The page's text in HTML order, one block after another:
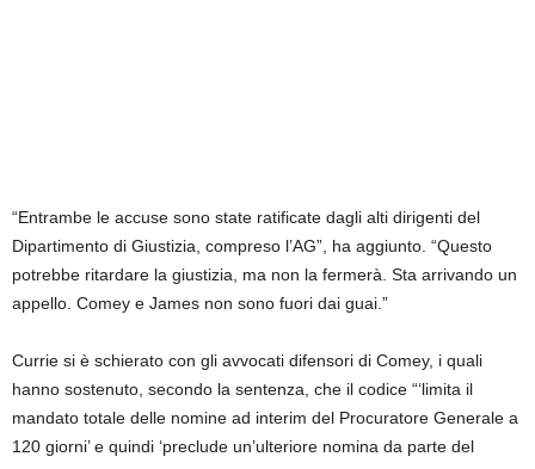
“Entrambe le accuse sono state ratificate dagli alti dirigenti del
Dipartimento di Giustizia, compreso l’AG”, ha aggiunto. “Questo
potrebbe ritardare la giustizia, ma non la fermerà. Sta arrivando un
appello. Comey e James non sono fuori dai guai.”
Currie si è schierato con gli avvocati difensori di Comey, i quali
hanno sostenuto, secondo la sentenza, che il codice “‘limita il
mandato totale delle nomine ad interim del Procuratore Generale a
120 giorni’ e quindi ‘preclude un’ulteriore nomina da parte del